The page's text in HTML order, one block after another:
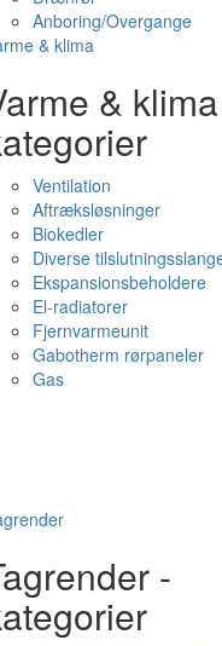
Anboring/Overgange
& klima
&
Ventilation
Aftræksløsninger
Biokedler
Diverse
Ekspansionsbeholdere
El-radiatorer
Fjernvarmeunit
Gabotherm rørpaneler
Gas
-